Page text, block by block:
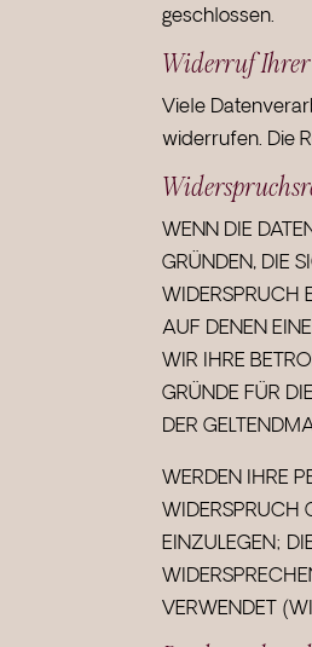
geschlossen.
Widerruf
Viele
widerrufen. Die
WENN DIE
GRÜNDEN, DIE
WIDERSPRUCH
AUF DENEN
WIR IHRE
GRÜNDE FÜR
DER
WERDEN IHRE
WIDERSPRUCH
EINZULEGEN;
VERWENDET